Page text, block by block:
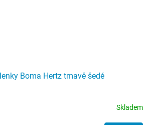
Boma Hertz tmavě šedé
Skladem